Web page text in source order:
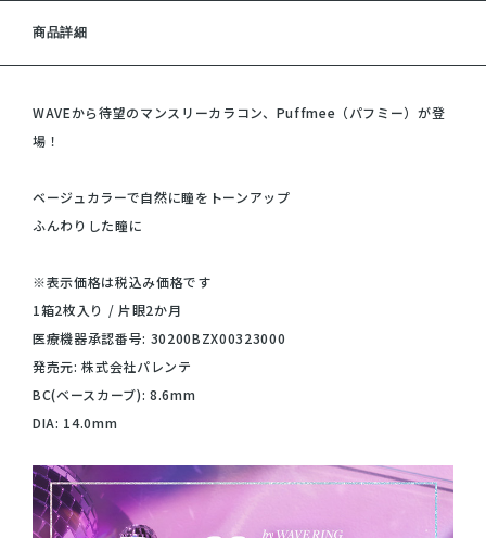
商品詳細
WAVEから待望のマンスリーカラコン、Puffmee（パフミー）が登
場！
ベージュカラーで自然に瞳をトーンアップ
ふんわりした瞳に
※表示価格は税込み価格です
1箱2枚入り / 片眼2か月
医療機器承認番号: 30200BZX00323000
発売元: 株式会社パレンテ
BC(ベースカーブ): 8.6mm
DIA: 14.0mm